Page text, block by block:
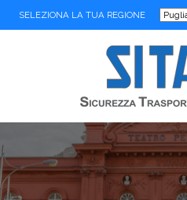
SELEZIONA LA TUA REGIONE